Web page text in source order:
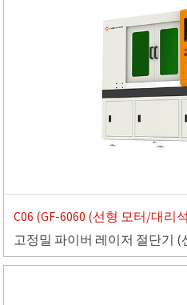
C06 (GF-6060 (선형 모터/대리
고정밀 파이버 레이저 절단기 (